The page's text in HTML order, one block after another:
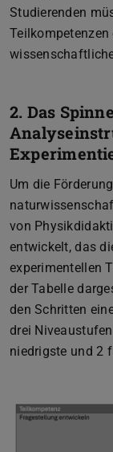
Studierenden
2. Das
Um die
von
entwickelt, das
experimentellen
der Tabelle
den Schritten
drei
niedrigste und 2